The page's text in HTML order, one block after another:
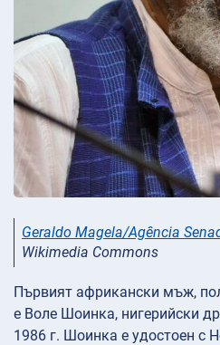
Geraldo Magela/Agência
Wikimedia Commons
Първият африкански мъж,
е Воле Шоинка, нигерийски
1986 г. Шоинка е удостоен с